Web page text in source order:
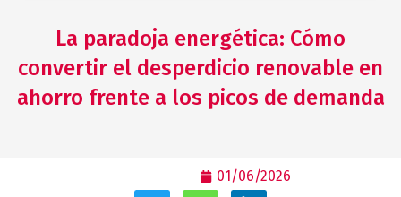
La paradoja energética: Cómo
convertir el desperdicio renovable en
ahorro frente a los picos de demanda
01/06/2026